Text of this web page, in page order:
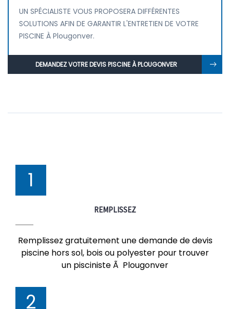
UN SPÉCIALISTE VOUS PROPOSERA DIFFÉRENTES
SOLUTIONS AFIN DE GARANTIR L'ENTRETIEN DE VOTRE
PISCINE À Plougonver.
DEMANDEZ VOTRE DEVIS PISCINE À PLOUGONVER
1
REMPLISSEZ
Remplissez gratuitement une demande de devis
piscine hors sol, bois ou polyester pour trouver
un pisciniste Ã Plougonver
2